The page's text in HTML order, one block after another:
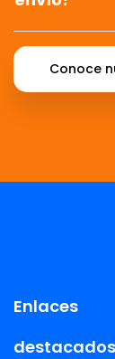
Conoce
Enlaces
destacados